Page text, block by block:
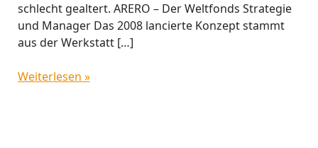
schlecht gealtert. ARERO – Der Weltfonds Strategie
und Manager Das 2008 lancierte Konzept stammt
aus der Werkstatt […]
Weiterlesen »